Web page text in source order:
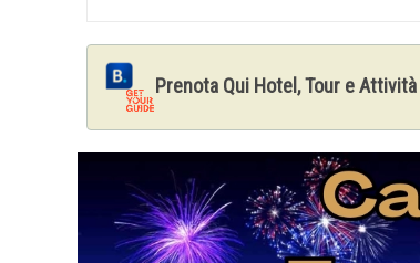
Prenota Qui Hotel, Tour e